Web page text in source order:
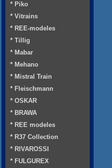
* Piko
* Vitrains
* REE-modeles
* Tillig
* Mabar
* Mehano
* Mistral Train
* Fleischmann
* OSKAR
* BRAWA
* REE modeles
* R37 Collection
* RIVAROSSI
* FULGUREX